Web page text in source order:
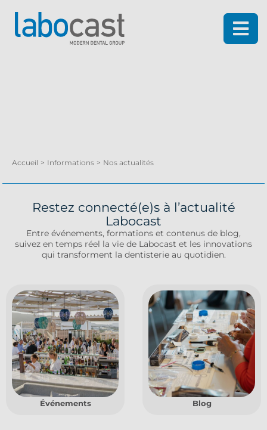
Accueil > Informations > Nos actualités
Restez connecté(e)s à l’actualité
Labocast
Entre événements, formations et contenus de blog,
suivez en temps réel la vie de Labocast et les innovations
qui transforment la dentisterie au quotidien.
Événements Blog